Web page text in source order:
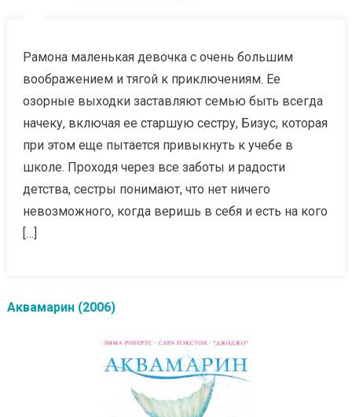
Рамона маленькая девочка с очень большим
воображением и тягой к приключениям. Ее
озорные выходки заставляют семью быть всегда
начеку, включая ее старшую сестру, Бизус, которая
при этом еще пытается привыкнуть к учебе в
школе. Проходя через все заботы и радости
детства, сестры понимают, что нет ничего
невозможного, когда веришь в себя и есть на кого
[…]
Аквамарин (2006)